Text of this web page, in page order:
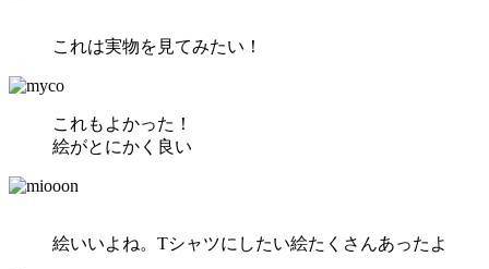
これは実物を見てみたい！
これもよかった！
絵がとにかく良い
絵いいよね。Tシャツにしたい絵たくさんあったよ